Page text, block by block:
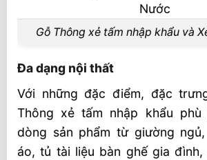
Gỗ Thông xẻ tấm nhập khẩu và
Đa dạng nội thất
Với những đặc điểm, đặc
Thông xẻ tấm nhập khẩu phù
dòng sản phẩm từ giường
áo, tủ tài liệu bàn ghế gia